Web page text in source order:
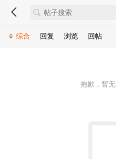
综合 回复 浏览 回帖
抱歉，暂